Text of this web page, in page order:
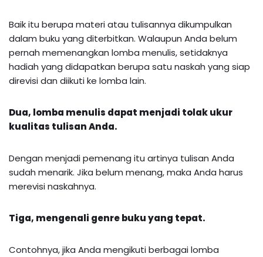
Baik itu berupa materi atau tulisannya dikumpulkan
dalam buku yang diterbitkan. Walaupun Anda belum
pernah memenangkan lomba menulis, setidaknya
hadiah yang didapatkan berupa satu naskah yang siap
direvisi dan diikuti ke lomba lain.
Dua, lomba menulis dapat menjadi tolak ukur
kualitas tulisan Anda.
Dengan menjadi pemenang itu artinya tulisan Anda
sudah menarik. Jika belum menang, maka Anda harus
merevisi naskahnya.
Tiga, mengenali genre buku yang tepat.
Contohnya, jika Anda mengikuti berbagai lomba